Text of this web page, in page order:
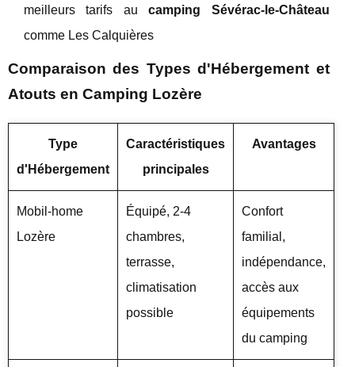
meilleurs tarifs aucamping Sévérac-le-Château
comme Les Calquières
Comparaison des Types d'Hébergement et
Atouts en Camping Lozère
Type
d'Hébergement
Caractéristiques
principales
Avantages
Mobil-home
Lozère
Équipé, 2-4
chambres,
terrasse,
climatisation
possible
Confort
familial,
indépendance,
accès aux
équipements
du camping